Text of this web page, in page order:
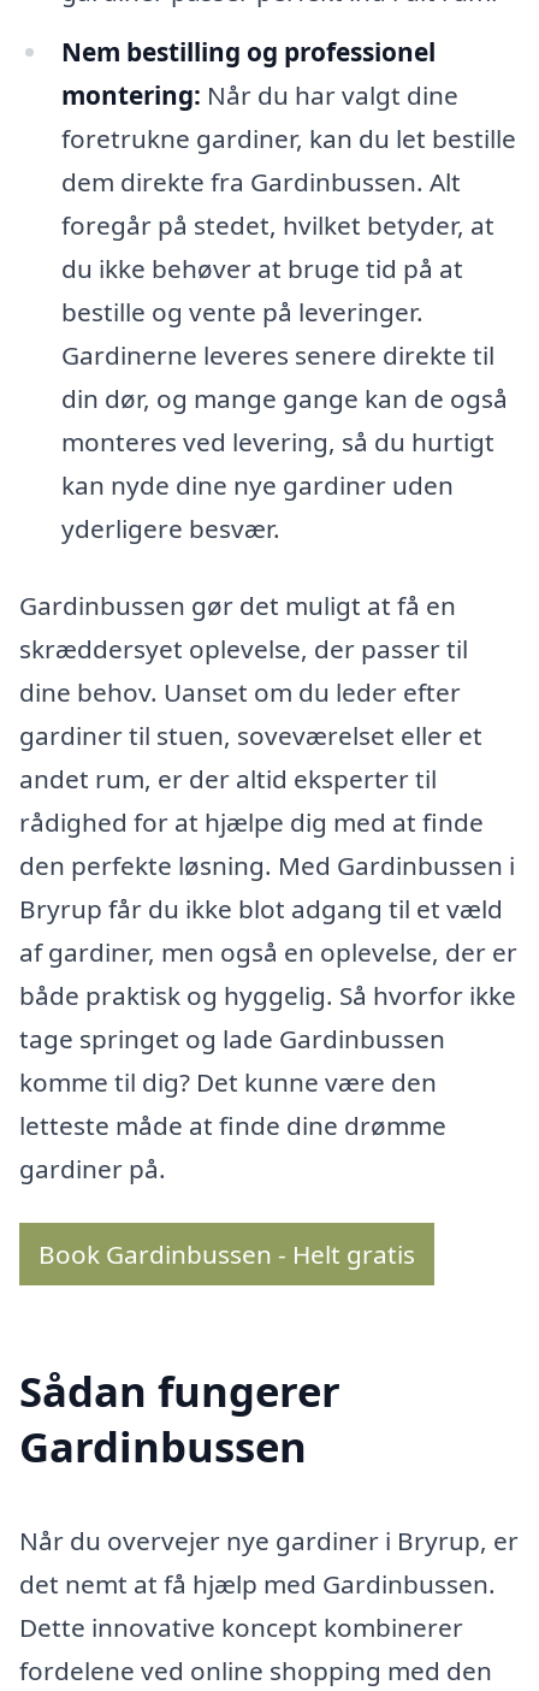
Nem bestilling og professionel
montering: Når du har valgt dine
foretrukne gardiner, kan du let bestille
dem direkte fra Gardinbussen. Alt
foregår på stedet, hvilket betyder, at
du ikke behøver at bruge tid på at
bestille og vente på leveringer.
Gardinerne leveres senere direkte til
din dør, og mange gange kan de også
monteres ved levering, så du hurtigt
kan nyde dine nye gardiner uden
yderligere besvær.
Gardinbussen gør det muligt at få en
skræddersyet oplevelse, der passer til
dine behov. Uanset om du leder efter
gardiner til stuen, soveværelset eller et
andet rum, er der altid eksperter til
rådighed for at hjælpe dig med at finde
den perfekte løsning. Med Gardinbussen i
Bryrup får du ikke blot adgang til et væld
af gardiner, men også en oplevelse, der er
både praktisk og hyggelig. Så hvorfor ikke
tage springet og lade Gardinbussen
komme til dig? Det kunne være den
letteste måde at finde dine drømme
gardiner på.
Book Gardinbussen - Helt gratis
Sådan fungerer
Gardinbussen
Når du overvejer nye gardiner i Bryrup, er
det nemt at få hjælp med Gardinbussen.
Dette innovative koncept kombinerer
fordelene ved online shopping med den